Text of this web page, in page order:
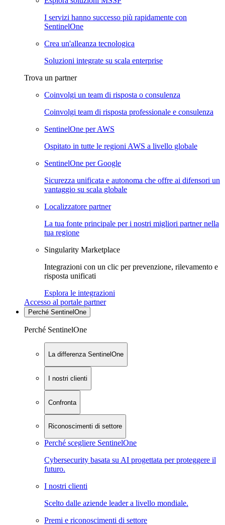
I servizi hanno successo più rapidamente con
SentinelOne
Crea un'alleanza tecnologica
Soluzioni integrate su scala enterprise
Trova un partner
Coinvolgi un team di risposta o consulenza
Coinvolgi team di risposta professionale e consulenza
SentinelOne per AWS
Ospitato in tutte le regioni AWS a livello globale
SentinelOne per Google
Sicurezza unificata e autonoma che offre ai difensori un
vantaggio su scala globale
Localizzatore partner
La tua fonte principale per i nostri migliori partner nella
tua regione
Singularity Marketplace
Integrazioni con un clic per prevenzione, rilevamento e
risposta unificati
Esplora le integrazioni
Accesso al portale partner
Perché SentinelOne
Perché SentinelOne
La differenza SentinelOne
I nostri clienti
Confronta
Riconoscimenti di settore
Perché scegliere SentinelOne
Cybersecurity basata su AI progettata per proteggere il
futuro.
I nostri clienti
Scelto dalle aziende leader a livello mondiale.
Premi e riconoscimenti di settore